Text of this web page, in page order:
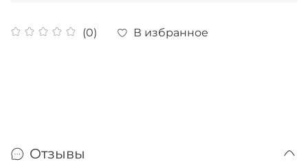
(0) В избранное
Отзывы